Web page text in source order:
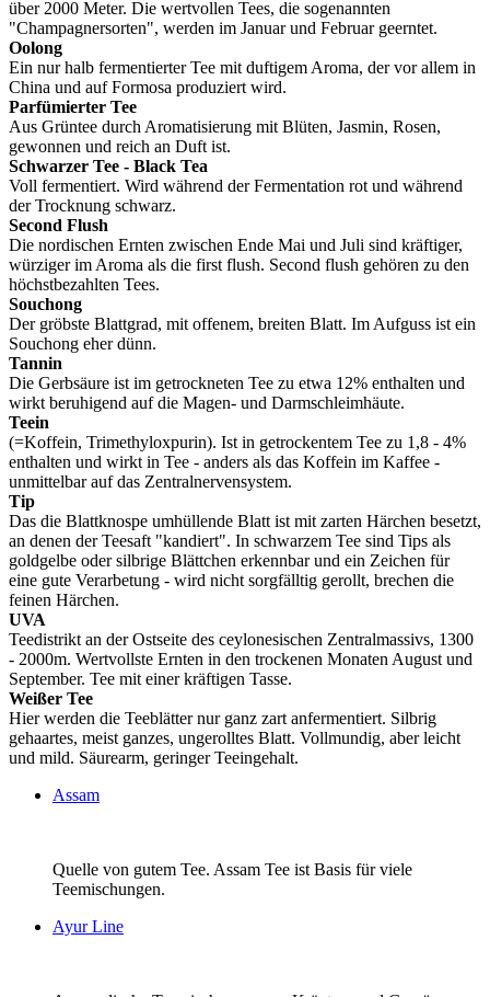
über 2000 Meter. Die wertvollen Tees, die sogenannten
"Champagnersorten", werden im Januar und Februar geerntet.
Oolong
Ein nur halb fermentierter Tee mit duftigem Aroma, der vor allem in
China und auf Formosa produziert wird.
Parfümierter Tee
Aus Grüntee durch Aromatisierung mit Blüten, Jasmin, Rosen,
gewonnen und reich an Duft ist.
Schwarzer Tee - Black Tea
Voll fermentiert. Wird während der Fermentation rot und während
der Trocknung schwarz.
Second Flush
Die nordischen Ernten zwischen Ende Mai und Juli sind kräftiger,
würziger im Aroma als die first flush. Second flush gehören zu den
höchstbezahlten Tees.
Souchong
Der gröbste Blattgrad, mit offenem, breiten Blatt. Im Aufguss ist ein
Souchong eher dünn.
Tannin
Die Gerbsäure ist im getrockneten Tee zu etwa 12% enthalten und
wirkt beruhigend auf die Magen- und Darmschleimhäute.
Teein
(=Koffein, Trimethyloxpurin). Ist in getrockentem Tee zu 1,8 - 4%
enthalten und wirkt in Tee - anders als das Koffein im Kaffee -
unmittelbar auf das Zentralnervensystem.
Tip
Das die Blattknospe umhüllende Blatt ist mit zarten Härchen besetzt,
an denen der Teesaft "kandiert". In schwarzem Tee sind Tips als
goldgelbe oder silbrige Blättchen erkennbar und ein Zeichen für
eine gute Verarbetung - wird nicht sorgfälltig gerollt, brechen die
feinen Härchen.
UVA
Teedistrikt an der Ostseite des ceylonesischen Zentralmassivs, 1300
- 2000m. Wertvollste Ernten in den trockenen Monaten August und
September. Tee mit einer kräftigen Tasse.
Weißer Tee
Hier werden die Teeblätter nur ganz zart anfermentiert. Silbrig
gehaartes, meist ganzes, ungerolltes Blatt. Vollmundig, aber leicht
und mild. Säurearm, geringer Teeingehalt.
Assam
Quelle von gutem Tee. Assam Tee ist Basis für viele
Teemischungen.
Ayur Line